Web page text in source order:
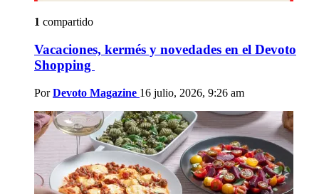
1 compartido
Vacaciones, kermés y novedades en el Devoto
Shopping
Por Devoto Magazine 16 julio, 2026, 9:26 am